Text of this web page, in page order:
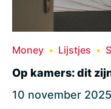
Money Lijstjes
Op kamers: dit
10 november 2025